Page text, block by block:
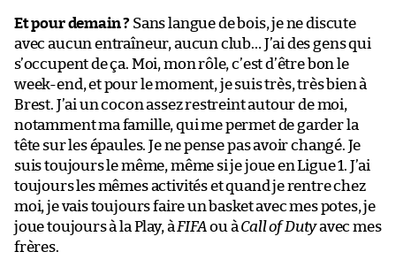
Et pour demain ? Sans langue de bois, je ne discute
avec aucun entraîneur, aucun club… J’ai des gens qui
s’occupent de ça. Moi, mon rôle, c’est d’être bon le
week-end, et pour le moment, je suis très, très bien à
Brest. J’ai un cocon assez restreint autour de moi,
notamment ma famille, qui me permet de garder la
tête sur les épaules. Je ne pense pas avoir changé. Je
suis toujours le même, même si je joue en Ligue 1. J’ai
toujours les mêmes activités et quand je rentre chez
moi, je vais toujours faire un basket avec mes potes, je
joue toujours à la Play, à FIFA ou à Call of Dutyavec mes
frères.